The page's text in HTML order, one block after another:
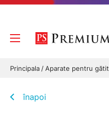
Principala Aparate pentru gătit
înapoi